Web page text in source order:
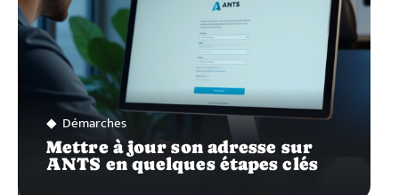
Démarches
Mettre à jour son adresse sur
ANTS en quelques étapes clés